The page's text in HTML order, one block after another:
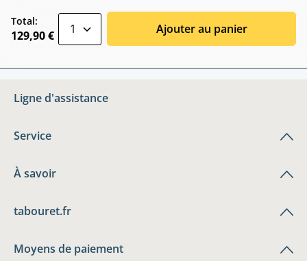
Total:
129,90 € Ajouter au panier
Ligne d'assistance
Service
À savoir
tabouret.fr
Moyens de paiement